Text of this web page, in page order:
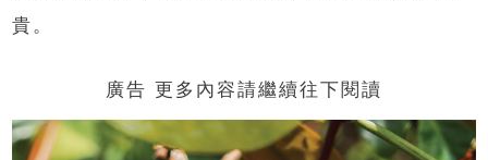
貴。
廣告 更多內容請繼續往下閱讀